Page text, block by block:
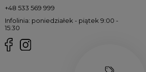
+48 533 569 999
Infolinia: poniedziałek - piątek 9:00 -
15:30